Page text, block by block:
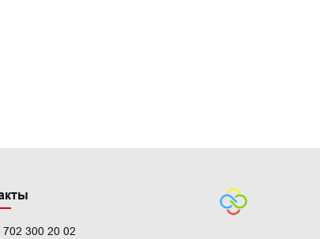
702 300 20 02